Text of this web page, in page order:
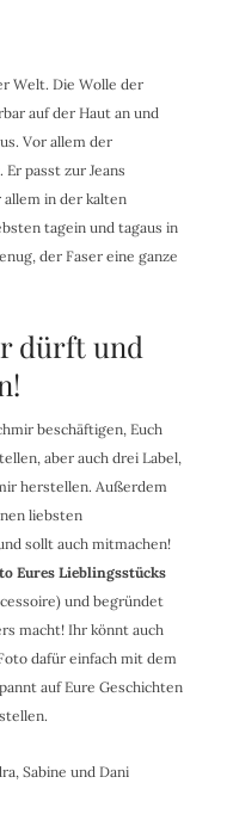
Welt. Die Wolle der
auf der Haut an und
Vor allem der
passt zur Jeans
allem in der kalten
tagein und tagaus in
der Faser eine ganze
dürft und
beschäftigen, Euch
aber auch drei Label,
herstellen. Außerdem
liebsten
sollt auch mitmachen!
Eures Lieblingsstücks
und begründet
macht! Ihr könnt auch
dafür einfach mit dem
auf Eure Geschichten
Sabine und Dani